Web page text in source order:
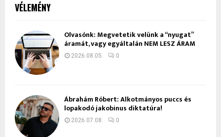
VÉLEMÉNY
Olvasónk: Megvetetik velünk a “nyugat”
áramát, vagy egyáltalán NEM LESZ ÁRAM
2026.08.05. 0
Ábrahám Róbert: Alkotmányos puccs és
lopakodó jakobinus diktatúra!
2026.07.08. 0